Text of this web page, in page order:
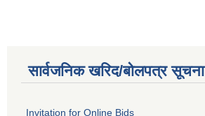
सार्वजनिक खरिद/बोलपत्र सूचना
Invitation for Online Bids